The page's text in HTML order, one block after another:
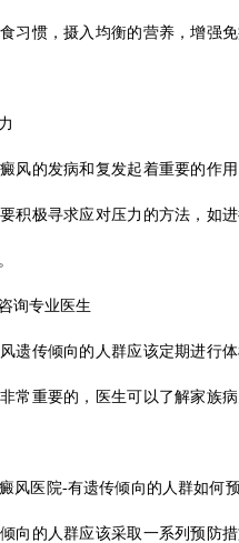
习惯，摄入均衡的营养，增强
风的发病和复发起着重要的作
积极寻求应对压力的方法，如
询专业医生
遗传倾向的人群应该定期进行
常重要的，医生可以了解家族
风医院-有遗传倾向的人群如何
向的人群应该采取一系列预防